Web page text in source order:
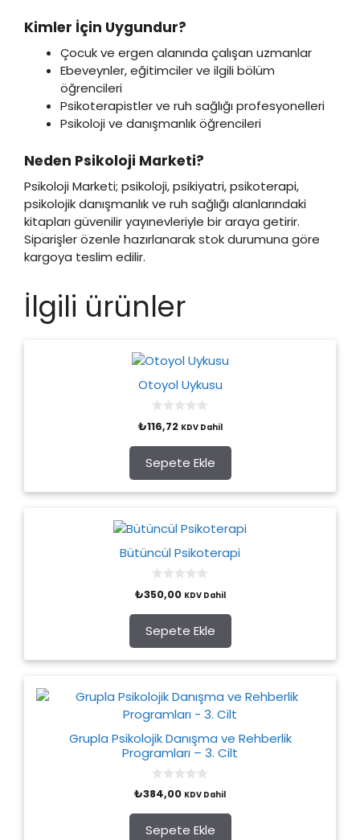
Kimler İçin Uygundur?
Çocuk ve ergen alanında çalışan uzmanlar
Ebeveynler, eğitimciler ve ilgili bölüm
öğrencileri
Psikoterapistler ve ruh sağlığı profesyonelleri
Psikoloji ve danışmanlık öğrencileri
Neden Psikoloji Marketi?
Psikoloji Marketi; psikoloji, psikiyatri, psikoterapi,
psikolojik danışmanlık ve ruh sağlığı alanlarındaki
kitapları güvenilir yayınevleriyle bir araya getirir.
Siparişler özenle hazırlanarak stok durumuna göre
kargoya teslim edilir.
İlgili ürünler
Otoyol Uykusu
o
t
o
f
5
₺116,72 KDV Dahil
Sepete Ekle
Bütüncül Psikoterapi
o
t
o
f
5
₺350,00 KDV Dahil
Sepete Ekle
Grupla Psikolojik Danışma ve Rehberlik
Programları – 3. Cilt
0
o
t
o
f
₺384,00 KDV Dahil
Sepete Ekle